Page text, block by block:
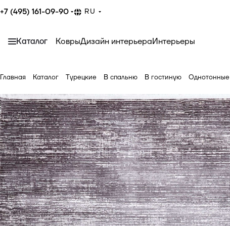
+7 (495) 161-09-90 RU
Каталог КоврыДизайн интерьераИнтерьеры
Главная Каталог Турецкие В спальню В гостиную Однотонные